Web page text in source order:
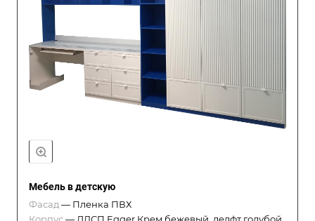
Мебель в детскую
Фасад — Пленка ПВХ